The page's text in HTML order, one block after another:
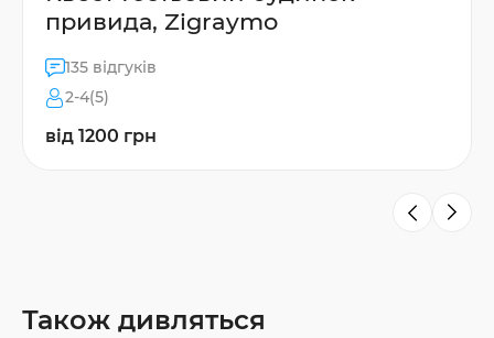
привида, Zigraymo
135 відгуків
2-4(5)
від 1200 грн
Також дивляться